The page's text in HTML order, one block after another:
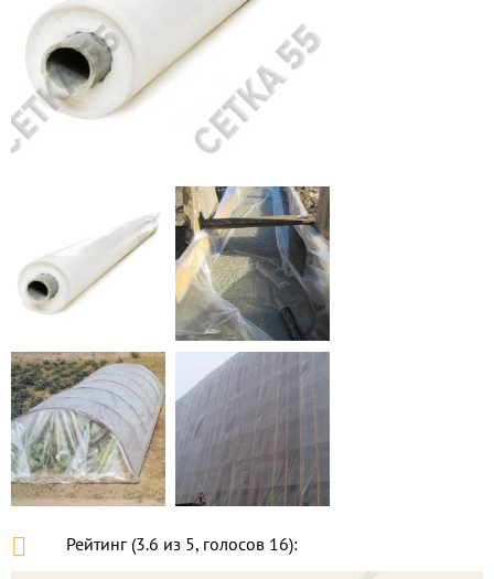
Рейтинг (3.6 из 5, голосов 16):